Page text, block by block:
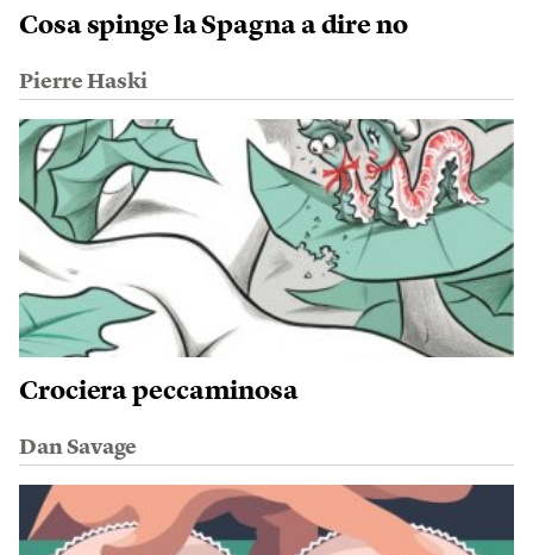
Cosa spinge la Spagna a dire no
Pierre Haski
Crociera peccaminosa
Dan Savage